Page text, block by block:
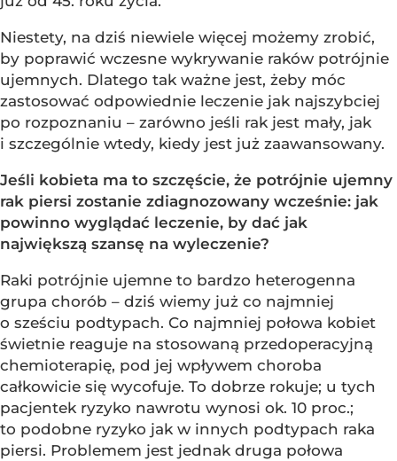
Niestety, na dziś niewiele więcej możemy zrobić,
by poprawić wczesne wykrywanie raków potrójnie
ujemnych. Dlatego tak ważne jest, żeby móc
zastosować odpowiednie leczenie jak najszybciej
po rozpoznaniu – zarówno jeśli rak jest mały, jak
i szczególnie wtedy, kiedy jest już zaawansowany.
Jeśli kobieta ma to szczęście, że potrójnie ujemny
rak piersi zostanie zdiagnozowany wcześnie: jak
powinno wyglądać leczenie, by dać jak
największą szansę na wyleczenie?
Raki potrójnie ujemne to bardzo heterogenna
grupa chorób – dziś wiemy już co najmniej
o sześciu podtypach. Co najmniej połowa kobiet
świetnie reaguje na stosowaną przedoperacyjną
chemioterapię, pod jej wpływem choroba
całkowicie się wycofuje. To dobrze rokuje; u tych
pacjentek ryzyko nawrotu wynosi ok. 10 proc.;
to podobne ryzyko jak w innych podtypach raka
piersi. Problemem jest jednak druga połowa